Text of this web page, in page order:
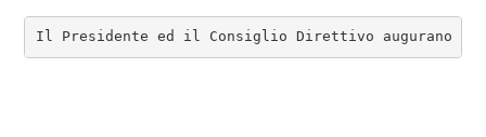
Il Presidente ed il Consiglio Direttivo augurano